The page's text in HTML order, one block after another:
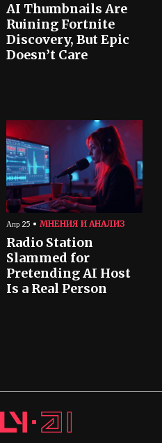
AI Thumbnails Are
Ruining Fortnite
Discovery, But Epic
Doesn’t Care
Апр 25 МНЕНИЯ И АНАЛИЗ
Radio Station
Slammed for
Pretending AI Host
Is a Real Person